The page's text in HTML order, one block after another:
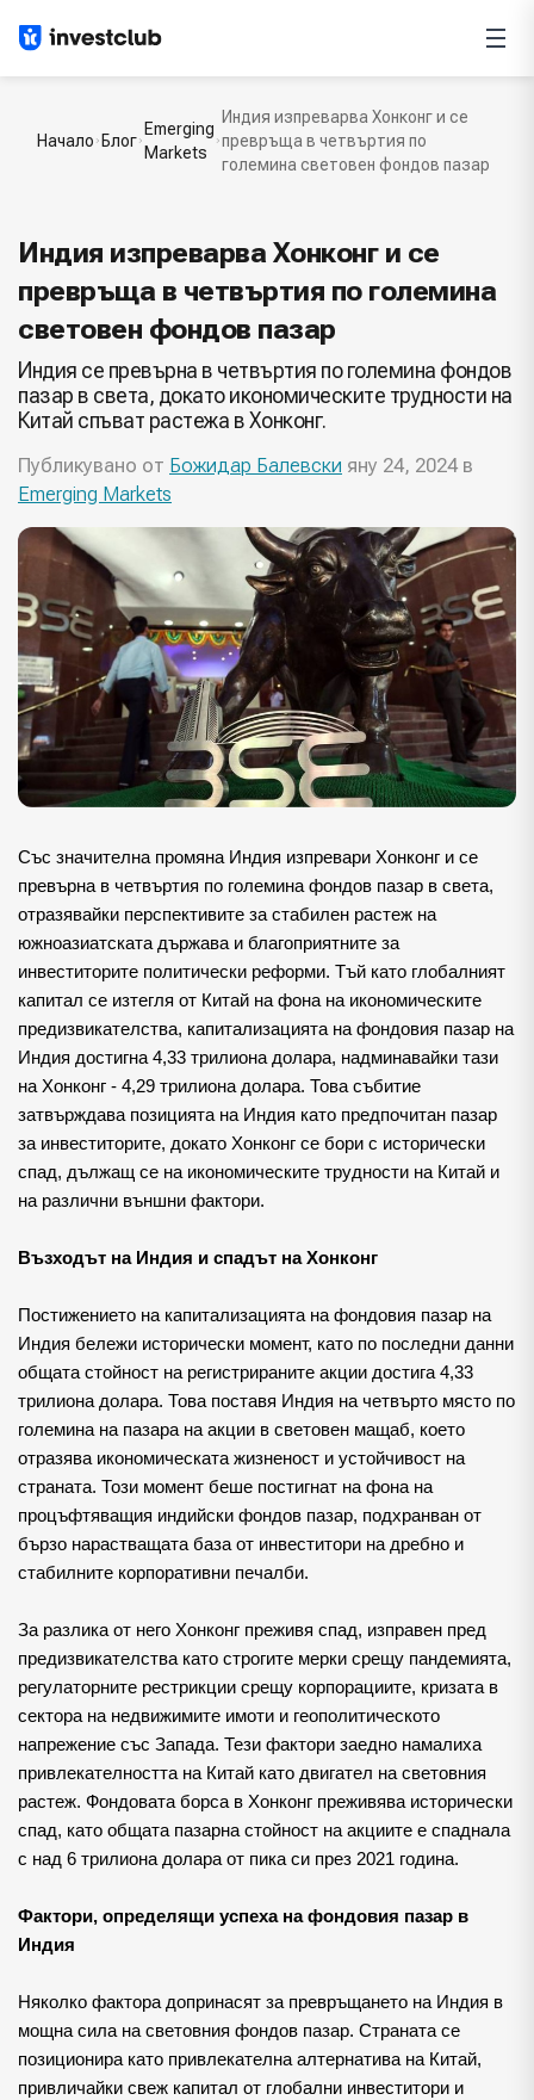
Начало Блог
Emerging
Markets
Индия изпреварва Хонконг и се
превръща в четвъртия по
големина световен фондов пазар
Индия изпреварва Хонконг и се
превръща в четвъртия по големина
световен фондов пазар
Индия се превърна в четвъртия по големина фондов
пазар в света, докато икономическите трудности на
Китай спъват растежа в Хонконг.
Публикувано от Божидар Балевски яну 24, 2024 в
Emerging Markets
Със значителна промяна Индия изпревари Хонконг и се
превърна в четвъртия по големина фондов пазар в света,
отразявайки перспективите за стабилен растеж на
южноазиатската държава и благоприятните за
инвеститорите политически реформи. Тъй като глобалният
капитал се изтегля от Китай на фона на икономическите
предизвикателства, капитализацията на фондовия пазар на
Индия достигна 4,33 трилиона долара, надминавайки тази
на Хонконг - 4,29 трилиона долара. Това събитие
затвърждава позицията на Индия като предпочитан пазар
за инвеститорите, докато Хонконг се бори с исторически
спад, дължащ се на икономическите трудности на Китай и
на различни външни фактори.
Възходът на Индия и спадът на Хонконг
Постижението на капитализацията на фондовия пазар на
Индия бележи исторически момент, като по последни данни
общата стойност на регистрираните акции достига 4,33
трилиона долара. Това поставя Индия на четвърто място по
големина на пазара на акции в световен мащаб, което
отразява икономическата жизненост и устойчивост на
страната. Този момент беше постигнат на фона на
процъфтяващия индийски фондов пазар, подхранван от
бързо нарастващата база от инвеститори на дребно и
стабилните корпоративни печалби.
За разлика от него Хонконг преживя спад, изправен пред
предизвикателства като строгите мерки срещу пандемията,
регулаторните рестрикции срещу корпорациите, кризата в
сектора на недвижимите имоти и геополитическото
напрежение със Запада. Тези фактори заедно намалиха
привлекателността на Китай като двигател на световния
растеж. Фондовата борса в Хонконг преживява исторически
спад, като общата пазарна стойност на акциите е спаднала
с над 6 трилиона долара от пика си през 2021 година.
Фактори, определящи успеха на фондовия пазар в
Индия
Няколко фактора допринасят за превръщането на Индия в
мощна сила на световния фондов пазар. Страната се
позиционира като привлекателна алтернатива на Китай,
привличайки свеж капитал от глобални инвеститори и